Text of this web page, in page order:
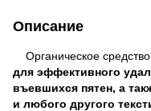
Описание
Органическое
для эффективного
въевшихся пятен, а
и любого другого